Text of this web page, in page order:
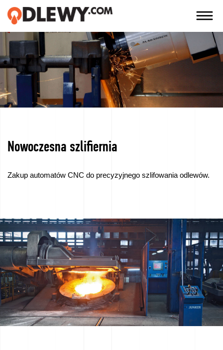
TECHNOLOGIA
-
TRADYCJA
-
JAKOŚĆ
Firma
Technologie
Praca
–
Aplikuj
teraz!
Sprzedamy
urządzenia
Nowoczesna szlifiernia
Zakup automatów CNC do precyzyjnego szlifowania odlewów.